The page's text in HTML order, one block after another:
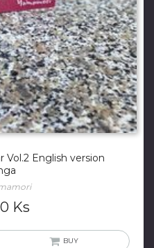
English version
Ks
BUY